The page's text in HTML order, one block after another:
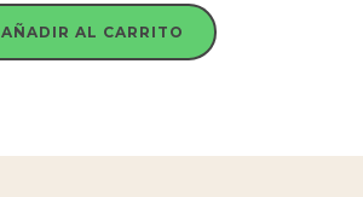
AÑADIR AL CARRITO